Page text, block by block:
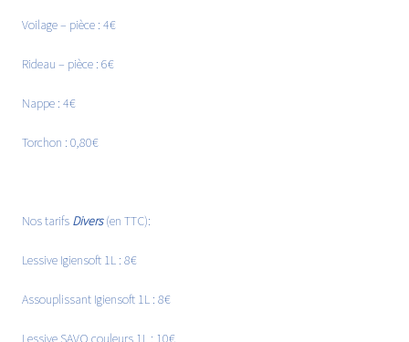
Voilage – pièce : 4€
Rideau – pièce : 6€
Nappe : 4€
Torchon : 0,80€
Nos tarifs Divers(en TTC):
Lessive Igiensoft 1L : 8€
Assouplissant Igiensoft 1L : 8€
Lessive SAVO couleurs 1L : 10€